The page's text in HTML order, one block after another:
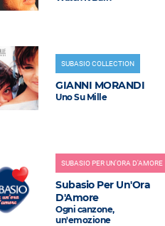
SUBASIO COLLECTION
GIANNI MORANDI
Uno Su Mille
SUBASIO PER UN'ORA D'AMORE
Subasio Per Un'Ora
D'Amore
Ogni canzone,
un'emozione